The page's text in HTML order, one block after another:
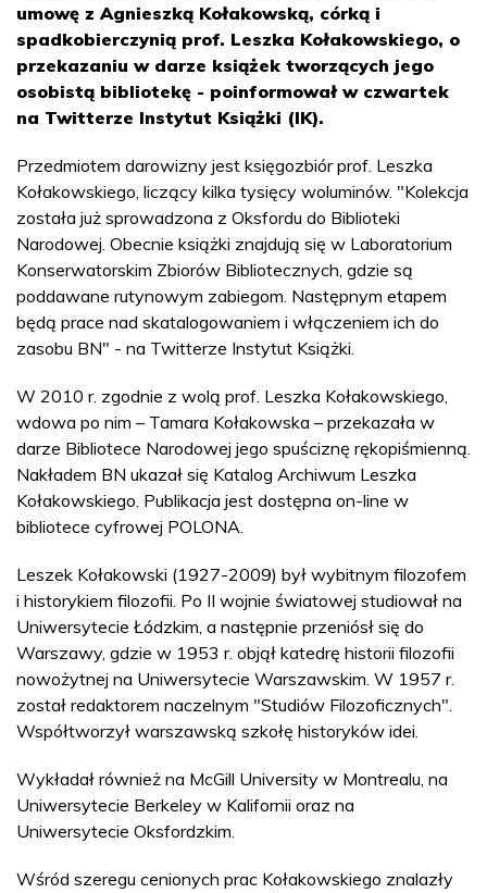
umowę z Agnieszką Kołakowską, córką i
spadkobierczynią prof. Leszka Kołakowskiego, o
przekazaniu w darze książek tworzących jego
osobistą bibliotekę - poinformował w czwartek
na Twitterze Instytut Książki (IK).
Przedmiotem darowizny jest księgozbiór prof. Leszka
Kołakowskiego, liczący kilka tysięcy woluminów. "Kolekcja
została już sprowadzona z Oksfordu do Biblioteki
Narodowej. Obecnie książki znajdują się w Laboratorium
Konserwatorskim Zbiorów Bibliotecznych, gdzie są
poddawane rutynowym zabiegom. Następnym etapem
będą prace nad skatalogowaniem i włączeniem ich do
zasobu BN" - na Twitterze Instytut Książki.
W 2010 r. zgodnie z wolą prof. Leszka Kołakowskiego,
wdowa po nim – Tamara Kołakowska – przekazała w
darze Bibliotece Narodowej jego spuściznę rękopiśmienną.
Nakładem BN ukazał się Katalog Archiwum Leszka
Kołakowskiego. Publikacja jest dostępna on-line w
bibliotece cyfrowej POLONA.
Leszek Kołakowski (1927-2009) był wybitnym filozofem
i historykiem filozofii. Po II wojnie światowej studiował na
Uniwersytecie Łódzkim, a następnie przeniósł się do
Warszawy, gdzie w 1953 r. objął katedrę historii filozofii
nowożytnej na Uniwersytecie Warszawskim. W 1957 r.
został redaktorem naczelnym "Studiów Filozoficznych".
Współtworzył warszawską szkołę historyków idei.
Wykładał również na McGill University w Montrealu, na
Uniwersytecie Berkeley w Kalifornii oraz na
Uniwersytecie Oksfordzkim.
Wśród szeregu cenionych prac Kołakowskiego znalazły